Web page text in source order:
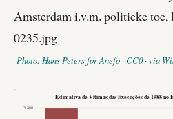
Photo: Hans Peters for Anefo · CC0 · via
Estimativa de Vítimas das Execuções de 1988
3,800